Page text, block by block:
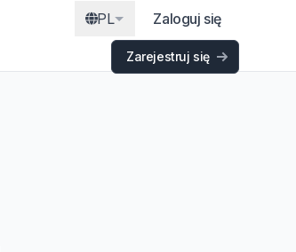
PL Zaloguj się
Zarejestruj się